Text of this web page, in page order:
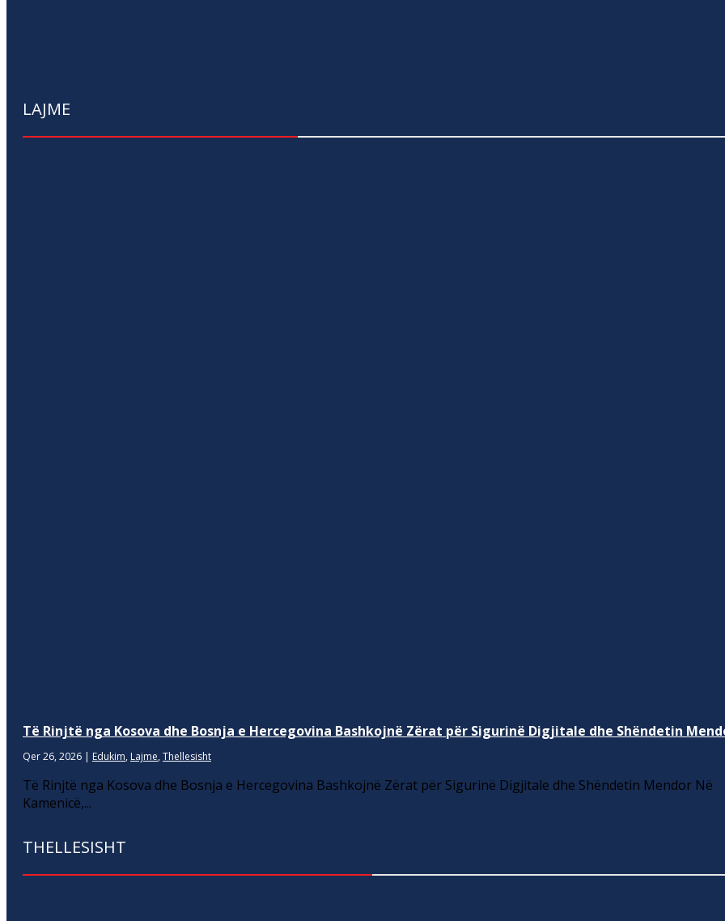
LAJME
Të Rinjtë nga Kosova dhe Bosnja e Hercegovina Bashkojnë Zërat për Sigurinë Digjitale dhe Shëndetin
Qer 26, 2026 | Edukim, Lajme, Thellesisht
Të Rinjtë nga Kosova dhe Bosnja e Hercegovina Bashkojnë Zërat për Sigurinë Digjitale dhe Shëndetin Mendor Në
Kamenicë,...
THELLESISHT